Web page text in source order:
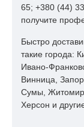
65; +380 (44)
получите
Быстро
такие города:
Ивано-
Винница,
Сумы,
Херсон и